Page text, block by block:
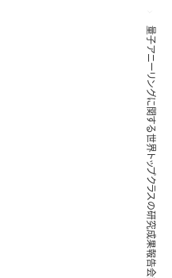
量子アニーリングに関する世界トップクラスの研究成果報告会議に参加